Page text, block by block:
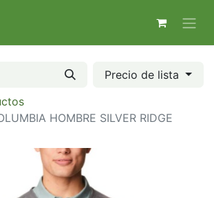
Precio de lista
HOMBRE SILVER RIDGE